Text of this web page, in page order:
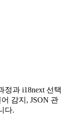
과 i18next 선택
감지, JSON 관
다.